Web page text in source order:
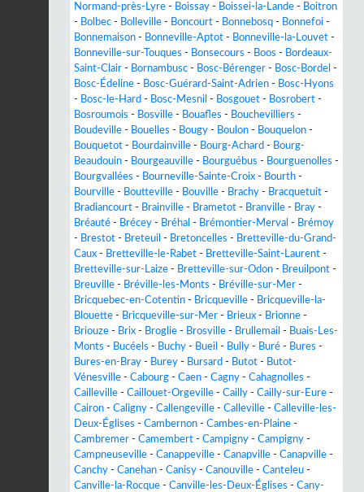
Normand-près-Lyre - Boissay - Boissei-la-Lande - Boitron
- Bolbec - Bolleville - Boncourt - Bonnebosq - Bonnefoi -
Bonnemaison - Bonneville-Aptot - Bonneville-la-Louvet -
Bonneville-sur-Touques - Bonsecours - Boos - Bordeaux-
Saint-Clair - Bornambusc - Bosc-Bérenger - Bosc-Bordel -
Bosc-Édeline - Bosc-Guérard-Saint-Adrien - Bosc-Hyons
- Bosc-le-Hard - Bosc-Mesnil - Bosgouet - Bosrobert -
Bosroumois - Bosville - Bouafles - Bouchevilliers -
Boudeville - Bouelles - Bougy - Boulon - Bouquelon -
Bouquetot - Bourdainville - Bourg-Achard - Bourg-
Beaudouin - Bourgeauville - Bourguébus - Bourguenolles -
Bourgvallées - Bourneville-Sainte-Croix - Bourth -
Bourville - Boutteville - Bouville - Brachy - Bracquetuit -
Bradiancourt - Brainville - Brametot - Branville - Bray -
Bréauté - Brécey - Bréhal - Brémontier-Merval - Brémoy
- Brestot - Breteuil - Bretoncelles - Bretteville-du-Grand-
Caux - Bretteville-le-Rabet - Bretteville-Saint-Laurent -
Bretteville-sur-Laize - Bretteville-sur-Odon - Breuilpont -
Breuville - Bréville-les-Monts - Bréville-sur-Mer -
Bricquebec-en-Cotentin - Bricqueville - Bricqueville-la-
Blouette - Bricqueville-sur-Mer - Brieux - Brionne -
Briouze - Brix - Broglie - Brosville - Brullemail - Buais-Les-
Monts - Bucéels - Buchy - Bueil - Bully - Buré - Bures -
Bures-en-Bray - Burey - Bursard - Butot - Butot-
Vénesville - Cabourg - Caen - Cagny - Cahagnolles -
Cailleville - Caillouet-Orgeville - Cailly - Cailly-sur-Eure -
Cairon - Caligny - Callengeville - Calleville - Calleville-les-
Deux-Églises - Cambernon - Cambes-en-Plaine -
Cambremer - Camembert - Campigny - Campigny -
Campneuseville - Canappeville - Canapville - Canapville -
Canchy - Canehan - Canisy - Canouville - Canteleu -
Canville-la-Rocque - Canville-les-Deux-Églises - Cany-